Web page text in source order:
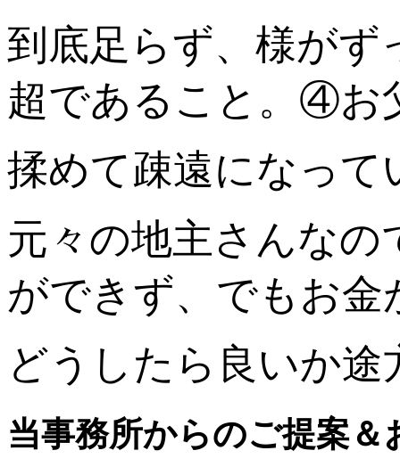
到底足らず、様がず
超であること。④お
揉めて疎遠になっ
元々の地主さんなの
ができず、でもお
どうしたら良いか
当事務所からのご提案＆